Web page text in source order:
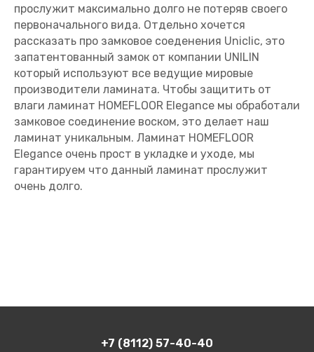
прослужит максимально долго не потеряв своего
первоначального вида. Отдельно хочется
рассказать про замковое соеденения Uniclic, это
запатентованный замок от компании UNILIN
который используют все ведущие мировые
производители ламината. Чтобы защитить от
влаги ламинат HOMEFLOOR Elegance мы обработали
замковое соединение воском, это делает наш
ламинат уникальным. Ламинат HOMEFLOOR
Elegance очень прост в укладке и уходе, мы
гарантируем что данный ламинат прослужит
очень долго.
+7 (8112) 57-40-40